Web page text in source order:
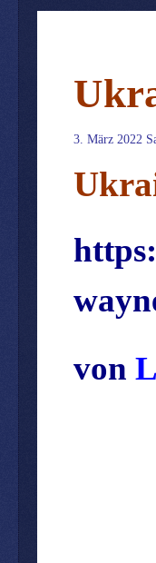
3. März 2022
von